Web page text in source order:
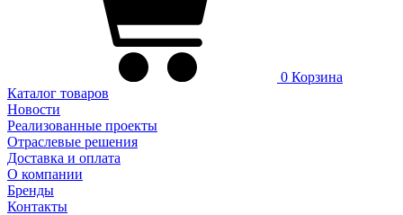
0 Корзина
Каталог товаров
Новости
Реализованные проекты
Отраслевые решения
Доставка и оплата
О компании
Бренды
Контакты